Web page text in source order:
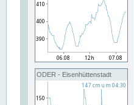
ODER - Eisenhüttenstadt